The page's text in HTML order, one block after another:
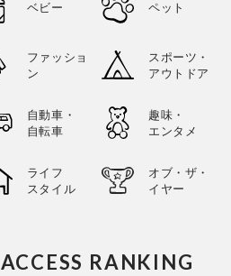
ベビー ペット
ファッショ
ン
スポーツ・
アウトドア
自動車・
自転車
趣味・
エンタメ
ライフ
スタイル
オブ・ザ・
イヤー
ACCESS RANKING